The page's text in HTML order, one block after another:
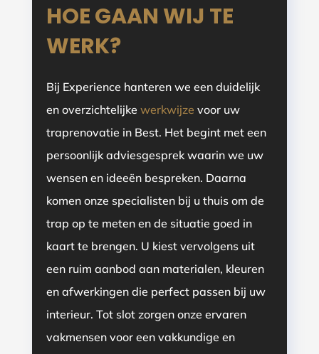
HOE GAAN WIJ TE
WERK?
Bij Experience hanteren we een duidelijk
en overzichtelijke werkwijze voor uw
traprenovatie in Best. Het begint met een
persoonlijk adviesgesprek waarin we uw
wensen en ideeën bespreken. Daarna
komen onze specialisten bij u thuis om de
trap op te meten en de situatie goed in
kaart te brengen. U kiest vervolgens uit
een ruim aanbod aan materialen, kleuren
en afwerkingen die perfect passen bij uw
interieur. Tot slot zorgen onze ervaren
vakmensen voor een vakkundige en